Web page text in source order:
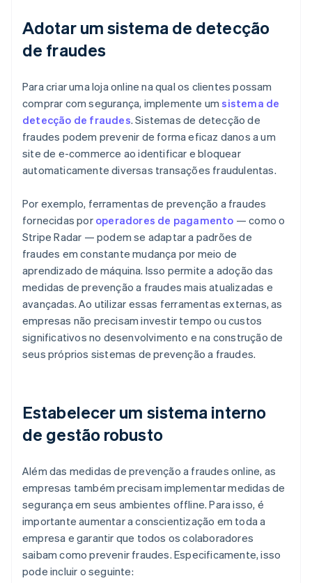
Adotar um sistema de detecção
de fraudes
Para criar uma loja online na qual os clientes possam
comprar com segurança, implemente umsistema de
detecção de fraudes. Sistemas de detecção de
fraudes podem prevenir de forma eficaz danos a um
site de e-commerce ao identificar e bloquear
automaticamente diversas transações fraudulentas.
Por exemplo, ferramentas de prevenção a fraudes
fornecidas por operadores de pagamento — como o
Stripe Radar — podem se adaptar a padrões de
fraudes em constante mudança por meio de
aprendizado de máquina. Isso permite a adoção das
medidas de prevenção a fraudes mais atualizadas e
avançadas. Ao utilizar essas ferramentas externas, as
empresas não precisam investir tempo ou custos
significativos no desenvolvimento e na construção de
seus próprios sistemas de prevenção a fraudes.
Estabelecer um sistema interno
de gestão robusto
Além das medidas de prevenção a fraudes online, as
empresas também precisam implementar medidas de
segurança em seus ambientes offline. Para isso, é
importante aumentar a conscientização em toda a
empresa e garantir que todos os colaboradores
saibam como prevenir fraudes. Especificamente, isso
pode incluir o seguinte: